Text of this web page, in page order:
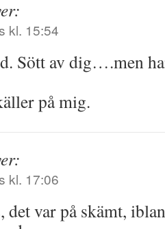
kl. 15:54
Sött av dig….men
på mig.
kl. 17:06
det var på skämt,